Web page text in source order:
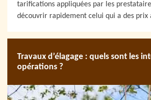
tarifications appliquées par les
découvrir rapidement celui qui a des prix
Travaux d’élagage : quels sont les
opérations ?